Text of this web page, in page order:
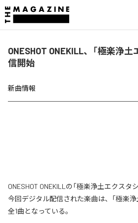
ONESHOT ONEKILL、「極楽浄
信開始
新曲情報
ONESHOT ONEKILLの「極楽浄土エクスタ
今回デジタル配信された楽曲は、「極楽
全1曲となっている。